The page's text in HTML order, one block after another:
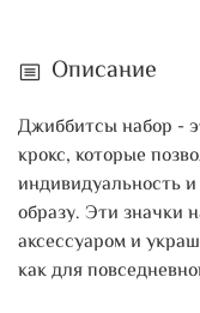
Описание
Джиббитсы набор -
крокс, которые
индивидуальность
образу. Эти значки
аксессуаром и
как для